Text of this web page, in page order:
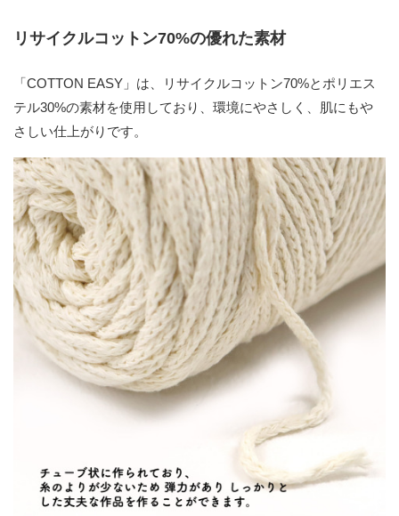
リサイクルコットン70%の優れた素材
「COTTON EASY」は、リサイクルコットン70%とポリエス
テル30%の素材を使用しており、環境にやさしく、肌にもや
さしい仕上がりです。